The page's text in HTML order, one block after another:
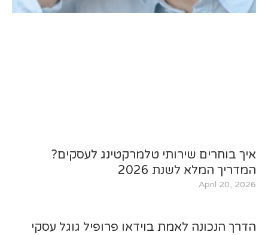
איך בוחרים שירותי טלמרקטינג לעסקים?
המדריך המלא לשנת 2026
April 20, 2026
הדרך הנכונה לאמת בוידאו פרופיל גוגל עסקי